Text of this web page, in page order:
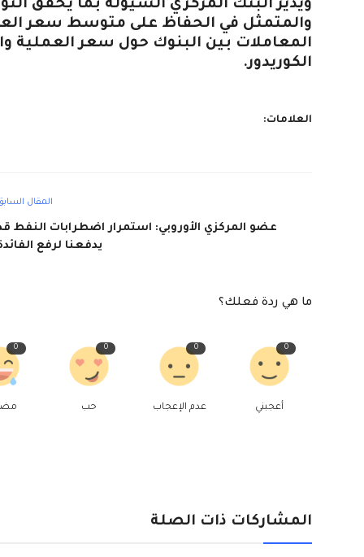
ويدير البنك المركزي السيولة بما يحقق
والمتمثل في الحفاظ على متوسط سعر
المعاملات بين البنوك حول سعر
الكوريدور.
العلامات:
المقال
عضو المركزي الأوروبي: استمرار اضطرابات النفط
يدفعنا لرفع
ما هي ردة فعلك؟
0
أعجبني
0
عدم الإعجاب
0
حب
0
المشاركات ذات الصلة